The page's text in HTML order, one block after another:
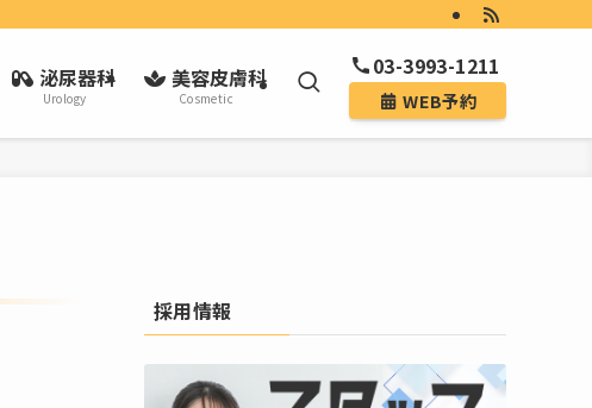
泌尿器科
Urology
美容皮膚科
Cosmetic
03-3993-1211
WEB予約
採用情報